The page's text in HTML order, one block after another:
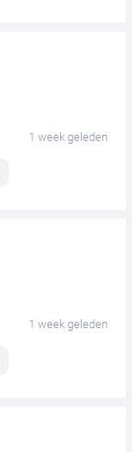
1 week geleden
1 week geleden